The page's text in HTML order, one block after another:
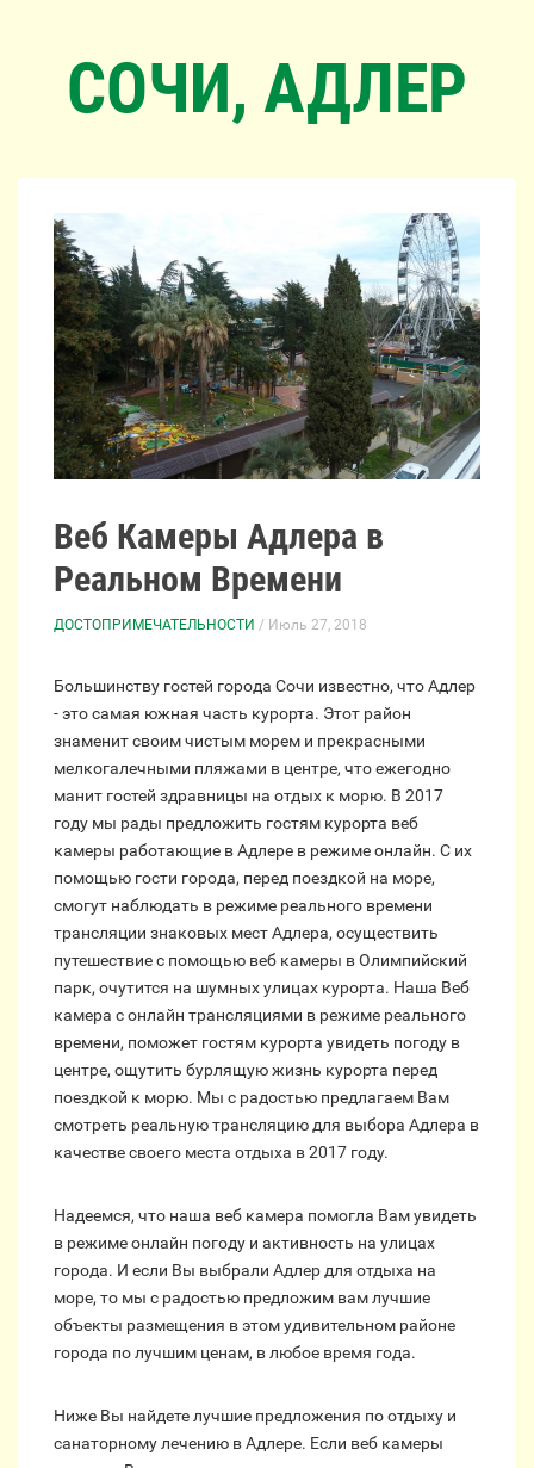
СОЧИ, АДЛЕР
Веб Камеры Адлера в
Реальном Времени
ДОСТОПРИМЕЧАТЕЛЬНОСТИ / Июль 27, 2018
Большинству гостей города Сочи известно, что Адлер
- это самая южная часть курорта. Этот район
знаменит своим чистым морем и прекрасными
мелкогалечными пляжами в центре, что ежегодно
манит гостей здравницы на отдых к морю. В 2017
году мы рады предложить гостям курорта веб
камеры работающие в Адлере в режиме онлайн. С их
помощью гости города, перед поездкой на море,
смогут наблюдать в режиме реального времени
трансляции знаковых мест Адлера, осуществить
путешествие с помощью веб камеры в Олимпийский
парк, очутится на шумных улицах курорта. Наша Веб
камера с онлайн трансляциями в режиме реального
времени, поможет гостям курорта увидеть погоду в
центре, ощутить бурлящую жизнь курорта перед
поездкой к морю. Мы с радостью предлагаем Вам
смотреть реальную трансляцию для выбора Адлера в
качестве своего места отдыха в 2017 году.
Надеемся, что наша веб камера помогла Вам увидеть
в режиме онлайн погоду и активность на улицах
города. И если Вы выбрали Адлер для отдыха на
море, то мы с радостью предложим вам лучшие
объекты размещения в этом удивительном районе
города по лучшим ценам, в любое время года.
Ниже Вы найдете лучшие предложения по отдыху и
санаторному лечению в Адлере. Если веб камеры